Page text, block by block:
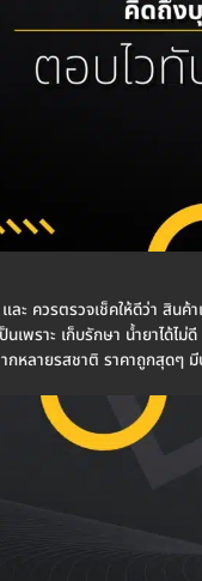
ละ ควรตรวจเช็คให้ดีว่า สิ
พราะ เก็บรักษา น้ำยาได้ไ
หลายรสชาติ ราคาถูกสุดๆ